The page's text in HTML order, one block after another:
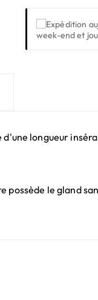
week-end et
longueur
le gland